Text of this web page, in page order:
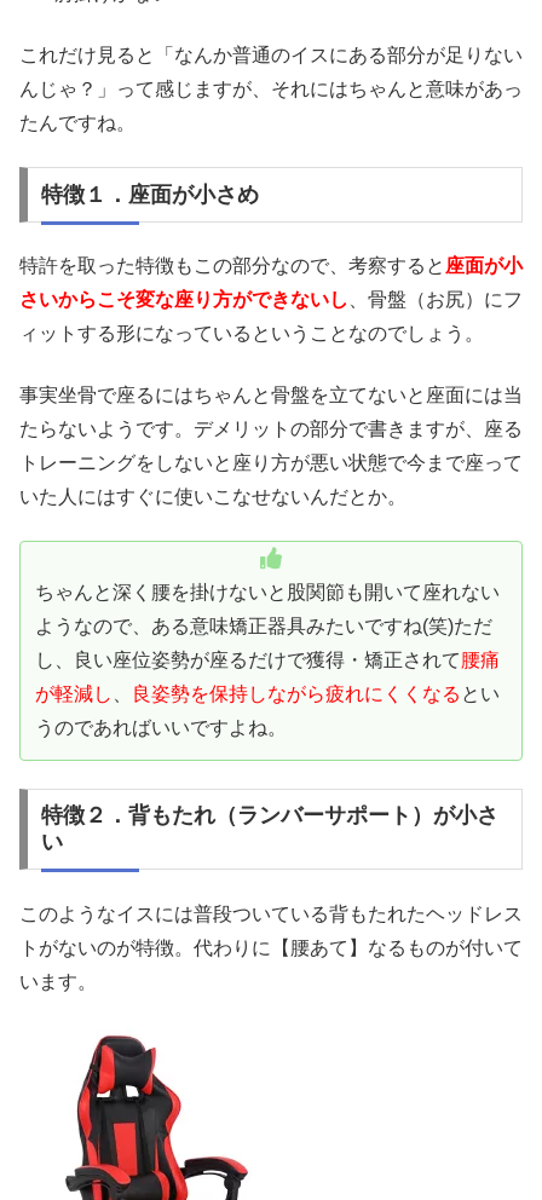
これだけ見ると「なんか普通のイスにある部分が足りない
んじゃ？」って感じますが、それにはちゃんと意味があっ
たんですね。
特徴１．座面が小さめ
特許を取った特徴もこの部分なので、考察すると 座面が小
さいからこそ変な座り方ができないし
、骨盤（お尻）にフ
ィットする形になっているということなのでしょう。
事実坐骨で座るにはちゃんと骨盤を立てないと座面には当
たらないようです。デメリットの部分で書きますが、座る
トレーニングをしないと座り方が悪い状態で今まで座って
いた人にはすぐに使いこなせないんだとか。
ちゃんと深く腰を掛けないと股関節も開いて座れない
ようなので、ある意味矯正器具みたいですね(笑)ただ
し、良い座位姿勢が座るだけで獲得・矯正されて腰痛
が軽減し
良姿勢を保持しながら疲れにくくなる とい
うのであればいいですよね。
特徴２．背もたれ（ランバーサポート）が小さ
い
このようなイスには普段ついている背もたれたヘッドレス
トがないのが特徴。代わりに【腰あて】なるものが付いて
います。